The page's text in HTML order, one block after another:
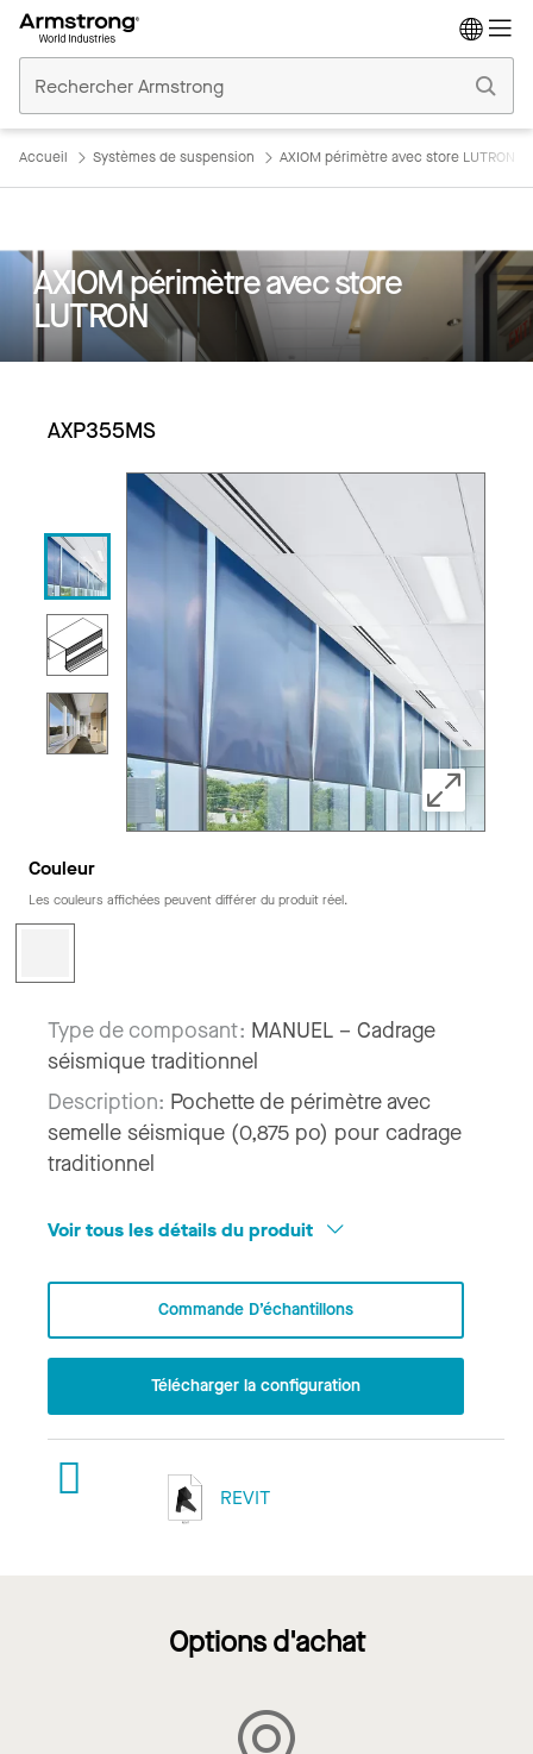
Plafonds
Commerciaux
Accueil Systèmes de suspension AXIOM périmètre avec store LUTRON
AXIOM périmètre avec store
LUTRON
AXP355MS
Couleur
Les couleurs affichées peuvent différer du produit réel.
Type de composant: MANUEL – Cadrage
séismique traditionnel
Description: Pochette de périmètre avec
semelle séismique (0,875 po) pour cadrage
traditionnel
Voir tous les détails du produit
Commande D’échantillons
Télécharger la configuration
REVIT
Options d'achat